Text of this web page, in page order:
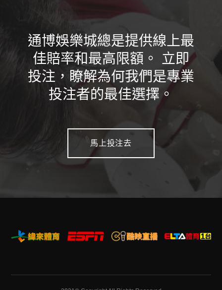
通博娛樂城總是提供線上最
佳賠率和最高限額。 立即
投注，瞭解為何我們是專業
投注者的最佳選擇。
馬上投注去